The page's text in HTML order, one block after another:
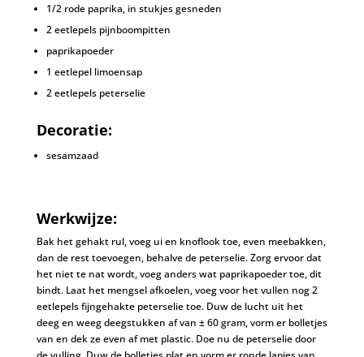
1/2 rode paprika, in stukjes gesneden
2 eetlepels pijnboompitten
paprikapoeder
1 eetlepel limoensap
2 eetlepels peterselie
Decoratie:
sesamzaad
Werkwijze:
Bak het gehakt rul, voeg ui en knoflook toe, even meebakken,
dan de rest toevoegen, behalve de peterselie. Zorg ervoor dat
het niet te nat wordt, voeg anders wat paprikapoeder toe, dit
bindt. Laat het mengsel afkoelen, voeg voor het vullen nog 2
eetlepels fijngehakte peterselie toe. Duw de lucht uit het
deeg en weeg deegstukken af van ± 60 gram, vorm er bolletjes
van en dek ze even af met plastic. Doe nu de peterselie door